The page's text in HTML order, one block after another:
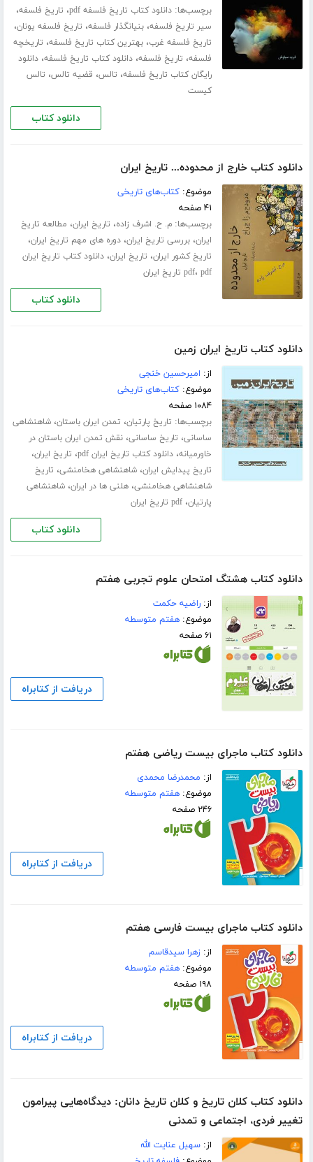
برچسب‌ها:دانلود کتاب تاریخ فلسفه pdf ، تاریخ فلسفه،
سیر تاریخ فلسفه،بنیانگذار فلسفه، تاریخ فلسفه یونان،
تاریخ فلسفه غرب،بهترین کتاب تاریخ فلسفه، تاریخچه
فلسفه، تاریخ فلسفه،دانلود کتاب تاریخ فلسفه،دانلود
رایگان کتاب تاریخ فلسفه، تالس، قضیه تالس، تالس
کیست
دانلود کتاب
دانلود کتاب خارج از محدوده... تاریخ ایران
موضوع:کتاب‌های تاریخی
۴۱ صفحه
برچسب‌ها:م. ح. اشرف زاده، تاریخ ایران، مطالعه تاریخ
ایران،بررسی تاریخ ایران،دوره های مهم تاریخ ایران،
تاریخ کشور ایران، تاریخ ایران،دانلود کتاب تاریخ ایران
pdf، pdf تاریخ ایران
دانلود کتاب
دانلود کتاب تاریخ ایران زمین
از: امیرحسین خنجی
موضوع:کتاب‌های تاریخی
۱۰۸۴ صفحه
برچسب‌ها: تاریخ پارتیان، تمدن ایران باستان،شاهنشاهی
ساسانی، تاریخ ساسانی،نقش تمدن ایران باستان در
خاورمیانه،دانلود کتاب تاریخ ایران pdf ، تاریخ ایران،
تاریخ پیدایش ایران،شاهنشاهی هخامنشی، تاریخ
شاهنشاهی هخامنشی،هلنی ها در ایران،شاهنشاهی
پارتیان،pdf تاریخ ایران
دانلود کتاب
دانلود کتاب هشتگ امتحان علوم تجربی هفتم
از:راضیه حکمت
موضوع:هفتم متوسطه
۶۱ صفحه
دریافت از کتابراه
دانلود کتاب ماجرای بیست ریاضی هفتم
از: محمدرضا محمدی
موضوع:هفتم متوسطه
۲۴۶ صفحه
دریافت از کتابراه
دانلود کتاب ماجرای بیست فارسی هفتم
از:زهرا سیدقاسم
موضوع:هفتم متوسطه
۱۹۸ صفحه
دریافت از کتابراه
دانلود کتاب کلان تاریخ و کلان تاریخ دانان: دیدگاه‌هایی پیرامون
تغییر فردی، اجتماعی و تمدنی
از:سهیل عنایت الله